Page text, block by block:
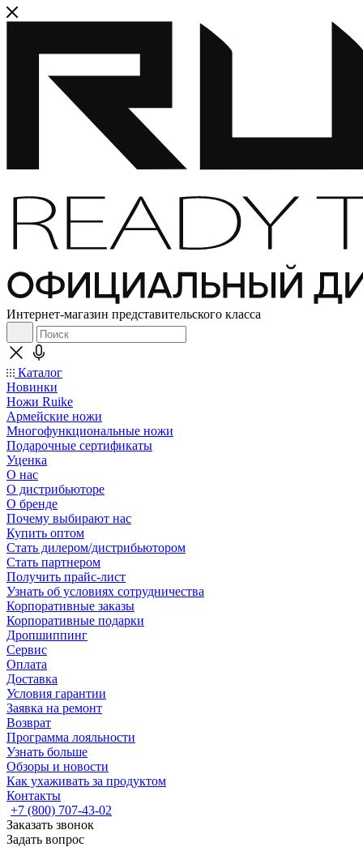
Интернет-магазин представительского класса
Каталог
Новинки
Ножи Ruike
Армейские ножи
Многофункциональные ножи
Подарочные сертификаты
Уценка
О нас
О дистрибьюторе
О бренде
Почему выбирают нас
Купить оптом
Стать дилером/дистрибьютором
Стать партнером
Получить прайс-лист
Узнать об условиях сотрудничества
Корпоративные заказы
Корпоративные подарки
Дропшиппинг
Сервис
Оплата
Доставка
Условия гарантии
Заявка на ремонт
Возврат
Программа лояльности
Узнать больше
Обзоры и новости
Как ухаживать за продуктом
Контакты
+7 (800) 707-43-02
Заказать звонок
Задать вопрос